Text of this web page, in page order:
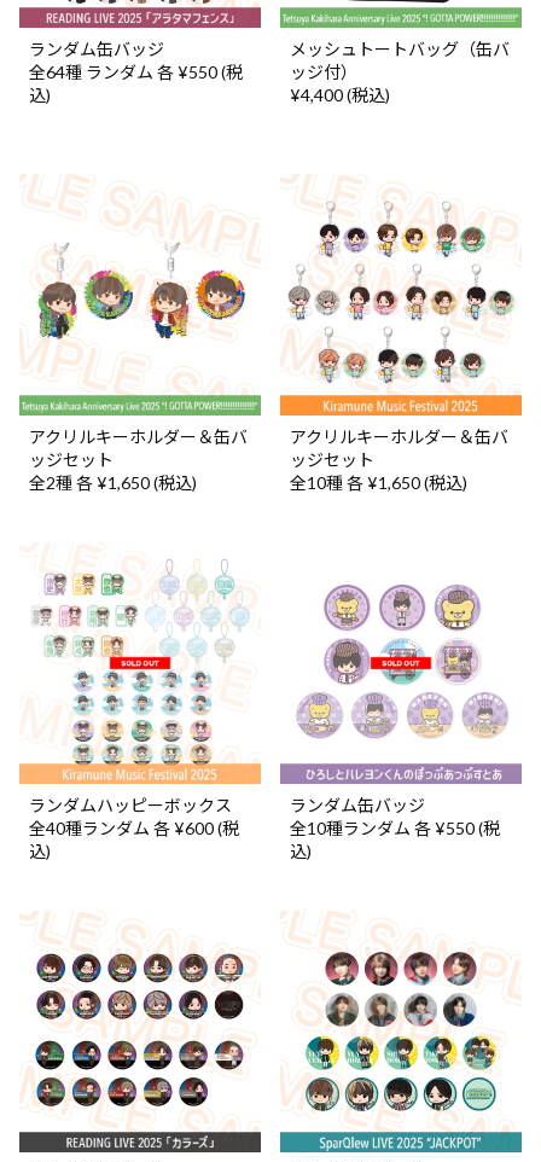
ランダム缶バッジ
全64種 ランダム 各 ¥550 (税
込)
メッシュトートバッグ（缶バ
ッジ付）
¥4,400 (税込)
アクリルキーホルダー＆缶バ
ッジセット
全2種 各 ¥1,650 (税込)
アクリルキーホルダー＆缶バ
ッジセット
全10種 各 ¥1,650 (税込)
ランダムハッピーボックス
全40種ランダム 各 ¥600 (税
込)
ランダム缶バッジ
全10種ランダム 各 ¥550 (税
込)